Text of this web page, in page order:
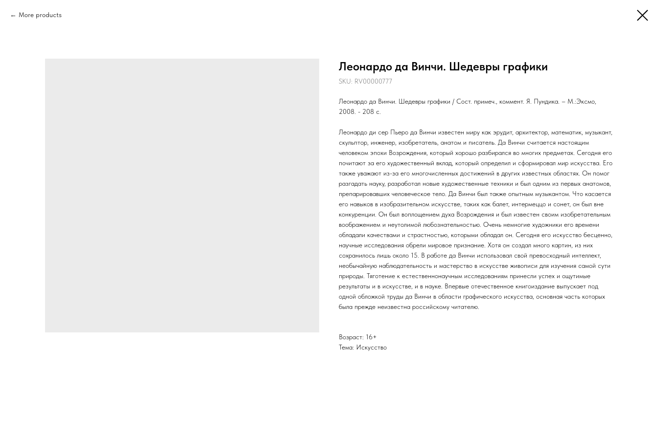
More products
Леонардо да Винчи. Шедевры графики
SKU: RV00000777
Леонардо да Винчи. Шедевры графики / Сост. примеч., коммент. Я. Пундика. – М.:Эксмо,
2008. - 208 с.
Леонардо ди сер Пьеро да Винчи известен миру как эрудит, архитектор, математик, музыкант,
скульптор, инженер, изобретатель, анатом и писатель. Да Винчи считается настоящим
человеком эпохи Возрождения, который хорошо разбирался во многих предметах. Сегодня его
почитают за его художественный вклад, который определил и сформировал мир искусства. Его
также уважают из-за его многочисленных достижений в других известных областях. Он помог
разгадать науку, разработал новые художественные техники и был одним из первых анатомов,
препарировавших человеческое тело. Да Винчи был также опытным музыкантом. Что касается
его навыков в изобразительном искусстве, таких как балет, интермеццо и сонет, он был вне
конкуренции. Он был воплощением духа Возрождения и был известен своим изобретательным
воображением и неутолимой любознательностью. Очень немногие художники его времени
обладали качествами и страстностью, которыми обладал он. Сегодня его искусство бесценно,
научные исследования обрели мировое признание. Хотя он создал много картин, из них
сохранилось лишь около 15. В работе да Винчи использовал свой превосходный интеллект,
необычайную наблюдательность и мастерство в искусстве живописи для изучения самой сути
природы. Тяготение к естественнонаучным исследованиям принесли успех и ощутимые
результаты и в искусстве, и в науке. Впервые отечественное книгоиздание выпускает под
одной обложкой труды да Винчи в области графического искусства, основная часть которых
была прежде неизвестна российскому читателю.
Возраст: 16+
Тема: Искусство